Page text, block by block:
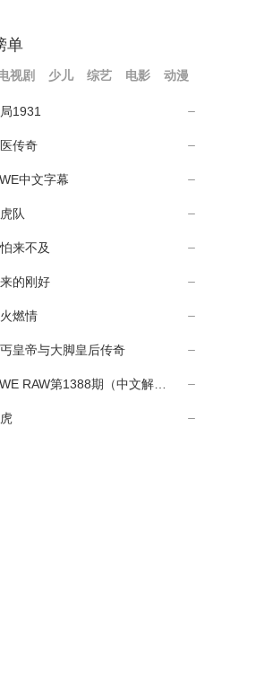
单
视剧 少儿 综艺 电影 动漫
1931
传奇
中文字幕
队
来不及
的刚好
燃情
皇帝与大脚皇后传奇